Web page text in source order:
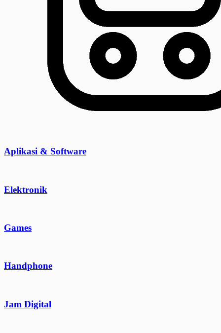
Aplikasi & Software
Elektronik
Games
Handphone
Jam Digital